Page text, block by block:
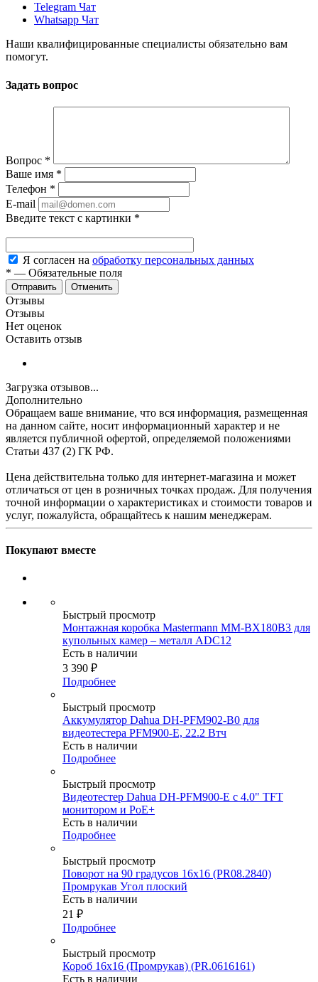
Telegram Чат
Whatsapp Чат
Наши квалифицированные специалисты обязательно вам
помогут.
Задать вопрос
Вопрос *
Ваше имя *
Телефон *
E-mail
Введите текст с картинки *
Я согласен на обработку персональных данных
* — Обязательные поля
Отменить
Отзывы
Отзывы
Нет оценок
Оставить отзыв
Загрузка отзывов...
Дополнительно
Обращаем ваше внимание, что вся информация, размещенная
на данном сайте, носит информационный характер и не
является публичной офертой, определяемой положениями
Статьи 437 (2) ГК РФ.
Цена действительна только для интернет-магазина и может
отличаться от цен в розничных точках продаж. Для получения
точной информации о характеристиках и стоимости товаров и
услуг, пожалуйста, обращайтесь к нашим менеджерам.
Покупают вместе
Быстрый просмотр
Монтажная коробка Mastermann MM-BX180B3 для
купольных камер – металл ADC12
Есть в наличии
3 390 ₽
Подробнее
Быстрый просмотр
Аккумулятор Dahua DH-PFM902-B0 для
видеотестера PFM900-E, 22.2 Втч
Есть в наличии
Подробнее
Быстрый просмотр
Видеотестер Dahua DH-PFM900-E с 4.0" TFT
монитором и PoE+
Есть в наличии
Подробнее
Быстрый просмотр
Поворот на 90 градусов 16х16 (PR08.2840)
Промрукав Угол плоский
Есть в наличии
21 ₽
Подробнее
Быстрый просмотр
Короб 16х16 (Промрукав) (PR.0616161)
Есть в наличии